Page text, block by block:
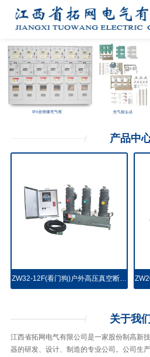
产品中
ZW32-12F(看门狗)户外高压真空断路器
关于我
江西省拓网电气有限公司是一家股份制高新
器的研发、设计、制造的专业公司。公司生